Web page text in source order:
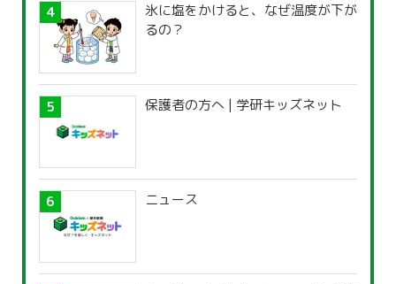
氷に塩をかけると、なぜ温度が下が
るの？
保護者の方へ | 学研キッズネット
ニュース